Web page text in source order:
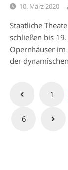
10. März 2020
Staatliche
schließen bis
Opernhäuser
der
der
1
6